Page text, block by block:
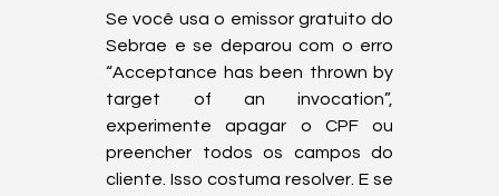
Se você usa o emissor gratuito do
Sebrae e se deparou com o erro
“Acceptance has been thrown by
target of an invocation”,
experimente apagar o CPF ou
preencher todos os campos do
cliente. Isso costuma resolver. E se